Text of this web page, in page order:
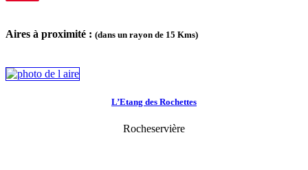
Aires à proximité : (dans un rayon de 15 Kms)
L’Etang des Rochettes
Rocheservière